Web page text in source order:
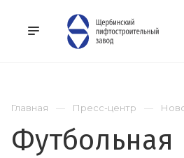
Главная Пресс-центр
Футбольная